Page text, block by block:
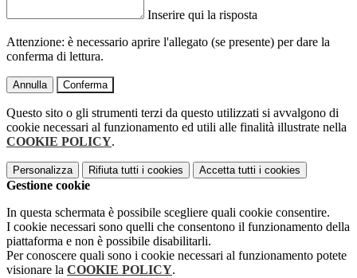
Inserire qui la risposta
Attenzione: è necessario aprire l'allegato (se presente) per dare la
conferma di lettura.
Annulla Conferma
Questo sito o gli strumenti terzi da questo utilizzati si avvalgono di
cookie necessari al funzionamento ed utili alle finalità illustrate nella
COOKIE POLICY.
Personalizza Rifiuta tutti i cookies Accetta tutti i cookies
Gestione cookie
In questa schermata è possibile scegliere quali cookie consentire.
I cookie necessari sono quelli che consentono il funzionamento della
piattaforma e non è possibile disabilitarli.
Per conoscere quali sono i cookie necessari al funzionamento potete
visionare la COOKIE POLICY.